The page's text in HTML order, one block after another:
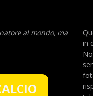
al mondo, ma
in